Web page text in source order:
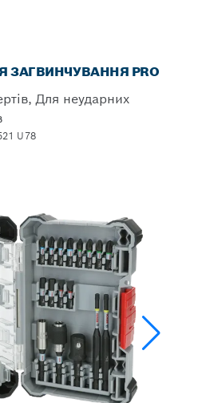
ЗАГВИНЧУВАННЯ PRO
Для неударних
U78